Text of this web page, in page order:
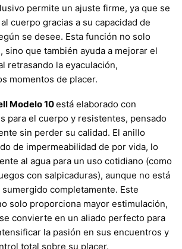
permite un ajuste firme, ya que se
cuerpo gracias a su capacidad de
se desee. Esta función no solo
sino que también ayuda a mejorar el
retrasando la eyaculación,
momentos de placer.
Modelo 10está elaborado con
para el cuerpo y resistentes, pensado
sin perder su calidad. El anillo
de impermeabilidad de por vida, lo
al agua para un uso cotidiano (como
con salpicaduras), aunque no está
completamente. Este
solo proporciona mayor estimulación,
convierte en un aliado perfecto para
la pasión en sus encuentros y
total sobre su placer.